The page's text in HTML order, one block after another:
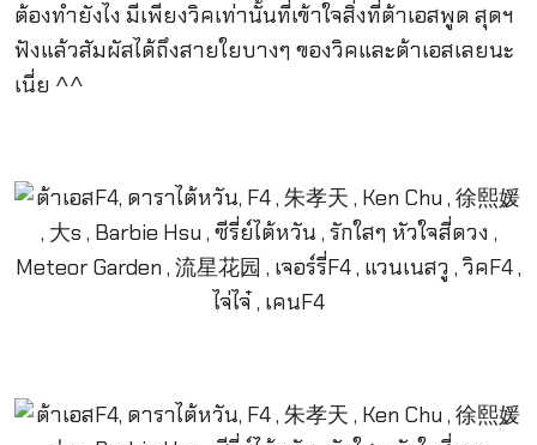
ต้องทำยังไง มีเพียงวิคเท่านั้นที่เข้าใจสิ่งที่ต้าเอสพูด สุดฯ
ฟังแล้วสัมผัสได้ถึงสายใยบางๆ ของวิคและต้าเอสเลยนะ
เนี่ย ^^